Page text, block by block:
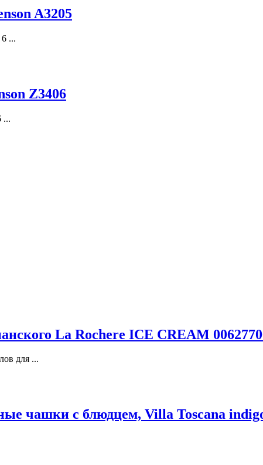
A3205
...
Z3406
...
La Rochere ICE CREAM
для ...
чашки с блюдцем, Villa Toscana